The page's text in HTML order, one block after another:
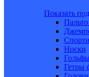
Показать
Носки
Гетры